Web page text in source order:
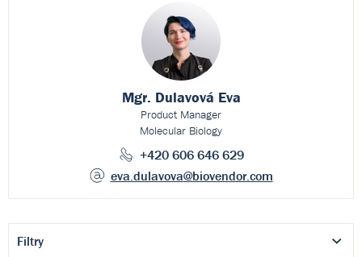
Mgr. Dulavová Eva
Product Manager
Molecular Biology
+420 606 646 629
eva.dulavova@biovendor.com
Filtry